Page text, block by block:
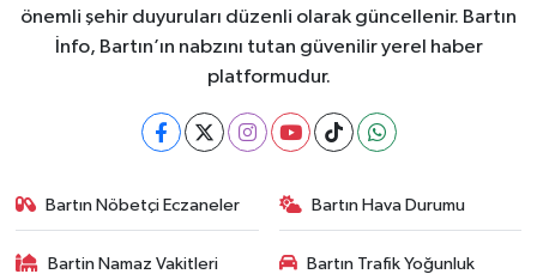
önemli şehir duyuruları düzenli olarak güncellenir. Bartın
İnfo, Bartın’ın nabzını tutan güvenilir yerel haber
platformudur.
Bartın Nöbetçi Eczaneler Bartın Hava Durumu
Bartin Namaz Vakitleri
Bartın Trafik Yoğunluk